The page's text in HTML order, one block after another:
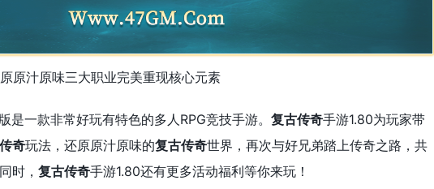
原汁原味三大职业完美重现核心元素
是一款非常好玩有特色的多人RPG竞技手游。 复古传奇手游1.80为玩家带
奇玩法，还原原汁原味的复古传奇世界，再次与好兄弟踏上传奇之路，共
时， 复古传奇手游1.80还有更多活动福利等你来玩！